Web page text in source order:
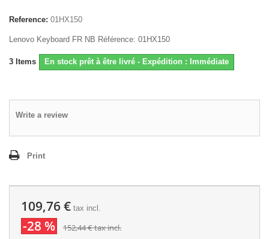
Reference: 01HX150
Lenovo Keyboard FR NB Référence: 01HX150
3 Items En stock prêt à être livré - Expédition : Immédiate
Write a review
Print
109,76 € tax incl.
-28 % 152,44 €tax incl.